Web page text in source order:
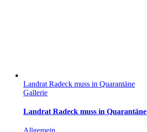
Landrat Radeck muss in Quarantäne
Gallerie
Landrat Radeck muss in Quarantäne